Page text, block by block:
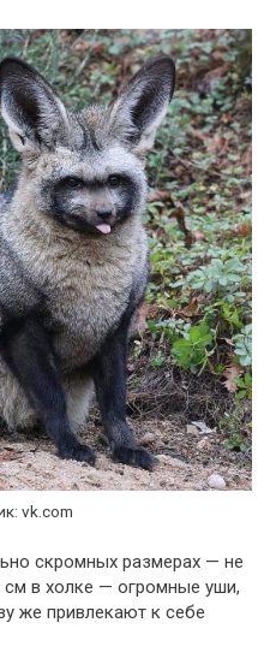
vk.com
скромных размерах — не
в холке — огромные уши,
же привлекают к себе